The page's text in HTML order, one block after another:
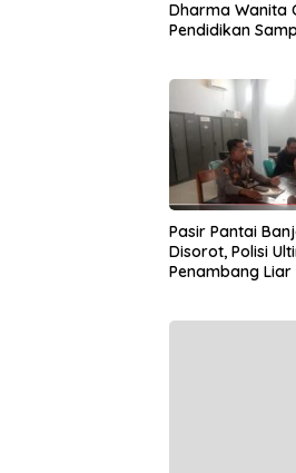
Dharma Wanita
Pendidikan
Pasir Pantai
Disorot, Polisi
Penambang Liar